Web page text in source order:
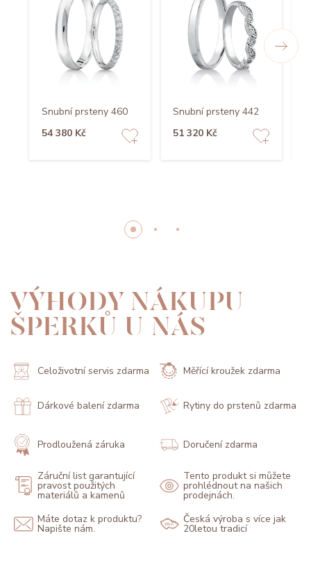
Snubní prsteny 460
54 380 Kč
Snubní prsteny 442
51 320 Kč
VÝHODY NÁKUPU
ŠPERKŮ U NÁS
Celoživotní servis zdarma Měřící kroužek zdarma
Dárkové balení zdarma Rytiny do prstenů zdarma
Prodloužená záruka Doručení zdarma
Záruční list garantující
pravost použitých
materiálů a kamenů
Tento produkt si můžete
prohlédnout na našich
prodejnách.
Máte dotaz k produktu?
Napište nám.
Česká výroba s více jak
20letou tradicí